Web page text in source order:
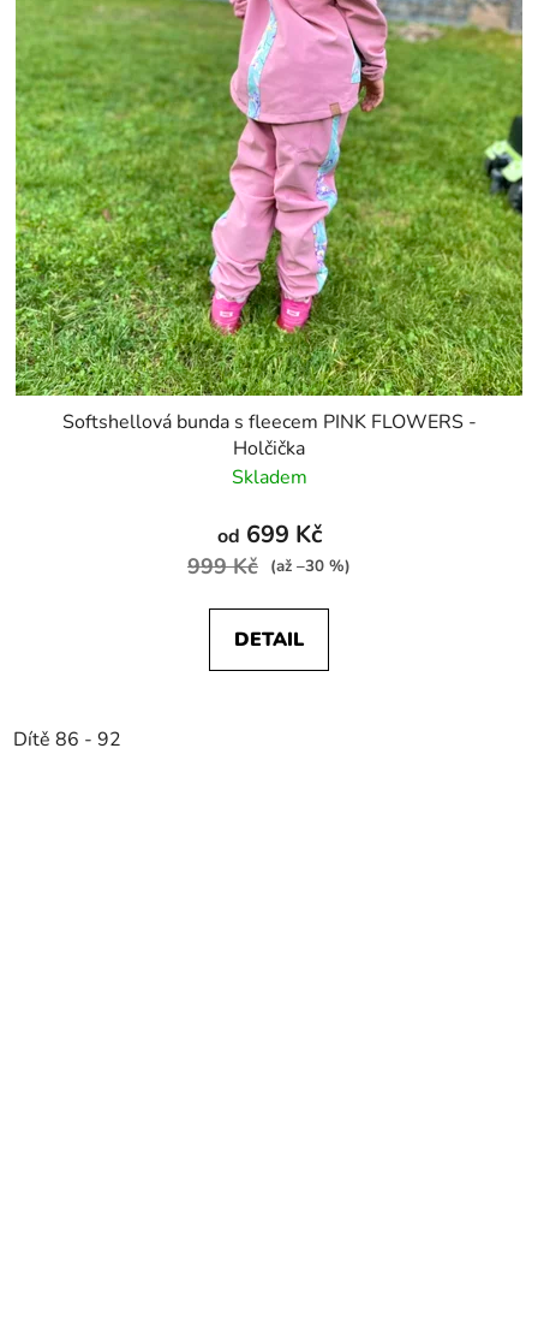
Softshellová bunda s fleecem PINK FLOWERS -
Holčička
Skladem
od 699 Kč
999 Kč (až –30 %)
DETAIL
Dítě 86 - 92